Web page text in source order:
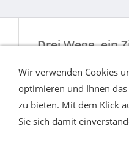
Drei Wege, ein
Ob flexibel von zu
Webinar oder
Lernen war noch
Wir verwenden Cookies
optimieren und Ihnen
zu bieten. Mit dem Klick
Sie sich damit